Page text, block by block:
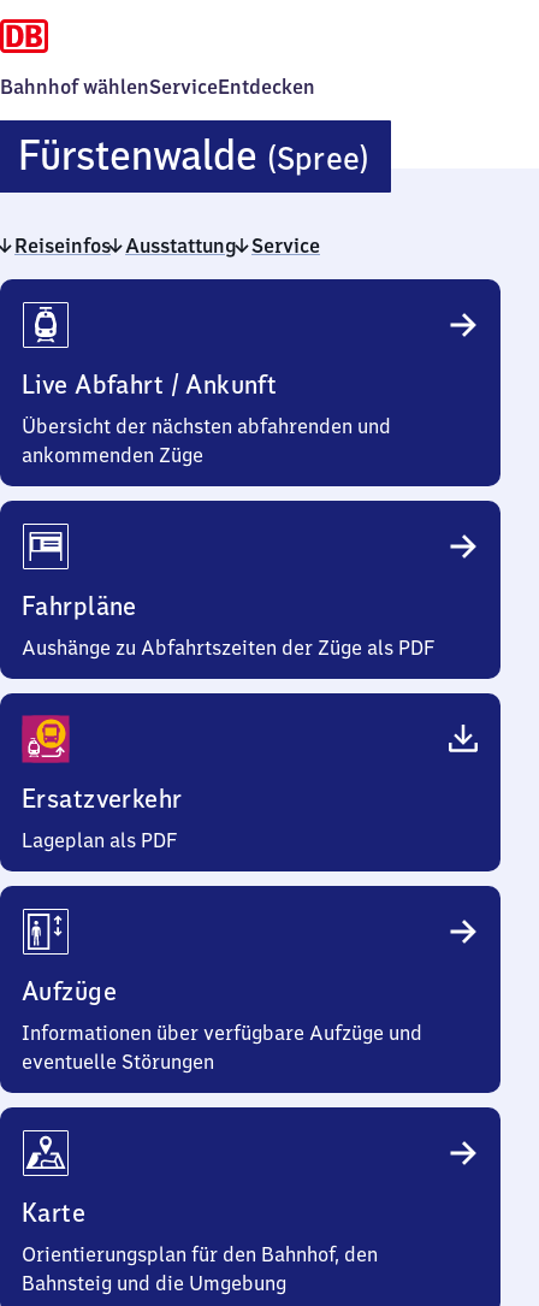
Bahnhof wählenServiceEntdecken
Fürstenwalde (Spree)
(Spree)
Reiseinfos Ausstattung Service
Reiseinfos
Live Abfahrt / Ankunft
Übersicht der nächsten abfahrenden und
ankommenden Züge
Fahrpläne
Aushänge zu Abfahrtszeiten der Züge als PDF
Ersatzverkehr
Lageplan als PDF
Aufzüge
Informationen über verfügbare Aufzüge und
eventuelle Störungen
Karte
Orientierungsplan für den Bahnhof, den
Bahnsteig und die Umgebung